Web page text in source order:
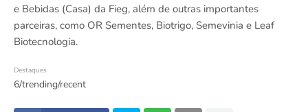
e Bebidas (Casa) da Fieg, além de outras importantes
parceiras, como OR Sementes, Biotrigo, Semevinia e Leaf
Biotecnologia.
Destaques
6/trending/recent